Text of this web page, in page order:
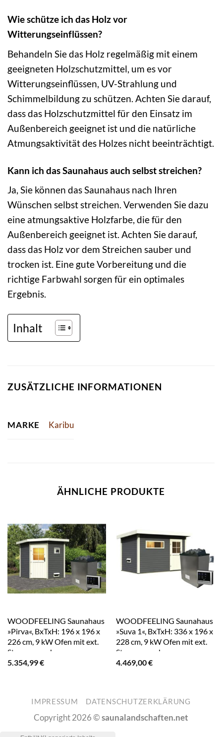
Wie schütze ich das Holz vor
Witterungseinflüssen?
Behandeln Sie das Holz regelmäßig mit einem
geeigneten Holzschutzmittel, um es vor
Witterungseinflüssen, UV-Strahlung und
Schimmelbildung zu schützen. Achten Sie darauf,
dass das Holzschutzmittel für den Einsatz im
Außenbereich geeignet ist und die natürliche
Atmungsaktivität des Holzes nicht beeinträchtigt.
Kann ich das Saunahaus auch selbst streichen?
Ja, Sie können das Saunahaus nach Ihren
Wünschen selbst streichen. Verwenden Sie dazu
eine atmungsaktive Holzfarbe, die für den
Außenbereich geeignet ist. Achten Sie darauf,
dass das Holz vor dem Streichen sauber und
trocken ist. Eine gute Vorbereitung und die
richtige Farbwahl sorgen für ein optimales
Ergebnis.
Inhalt
ZUSÄTZLICHE INFORMATIONEN
MARKE Karibu
ÄHNLICHE PRODUKTE
WOODFEELING Saunahaus
»Pirva«, BxTxH: 196 x 196 x
226 cm, 9 kW Ofen mit ext.
Steuerung – braun
5.354,99€
WOODFEELING Saunahaus
»Suva 1«, BxTxH: 336 x 196 x
228 cm, 9 kW Ofen mit ext.
Steuerung – braun
4.469,00€
IMPRESSUM DATENSCHUTZERKLÄRUNG
Copyright 2026 ©saunalandschaften.net